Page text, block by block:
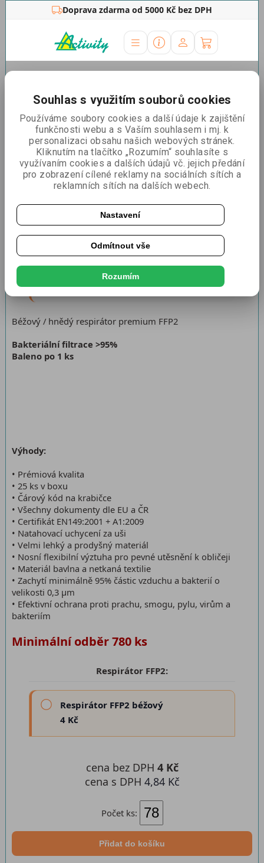
Doprava zdarma od 5000 Kč bez DPH
Premium béžový - 780 ks
Respirátor FFP2 Premium
béžový - 780 ks
FPP2BE2
Dostupnost:Na dotaz
Béžový / hnědý respirátor premium FFP2
Bakteriální filtrace >95%
Baleno po 1 ks
Výhody:
• Prémiová kvalita
• 25 ks v boxu
• Čárový kód na krabičce
• Všechny dokumenty dle EU a ČR
• Certifikát EN149:2001 + A1:2009
• Natahovací uchycení za uši
• Velmi lehký a prodyšný materiál
• Nosní flexibilní výztuha pro pevné utěsnění k obličeji
• Materiál bavlna a netkaná textilie
• Zachytí minimálně 95% částic vzduchu a bakterií o
velikosti 0,3 μm
• Efektivní ochrana proti prachu, smogu, pylu, virům a
bakteriím
Minimální odběr 780 ks
Respirátor FFP2:
Respirátor FFP2 béžový
4 Kč
Počet ks:
Přidat do košíku
cena bez DPH 4 Kč
cena s DPH 4,84 Kč
Souhlas s využitím souborů cookies
Používáme soubory cookies a další údaje k zajištění
funkčnosti webu a s Vaším souhlasem i mj. k
personalizaci obsahu našich webových stránek.
Kliknutím na tlačítko „Rozumím“ souhlasíte s
využívaním cookies a dalších údajů vč. jejich předání
pro zobrazení cílené reklamy na sociálních sítích a
reklamních sítích na dalších webech.
Nastavení
Odmítnout vše
Rozumím